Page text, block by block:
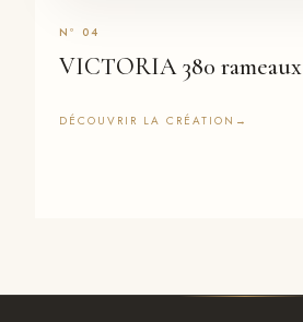
VICTORIA 380 rameaux
DÉCOUVRIR LA CRÉATION →